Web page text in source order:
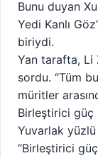
Bunu duyan
Yedi Kanlı
biriydi.
Yan tarafta, Li
sordu. “Tüm
müritler
Birleştirici güç
Yuvarlak
“Birleştirici